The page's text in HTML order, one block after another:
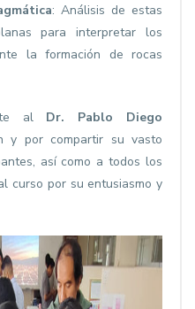
: Análisis de estas
para interpretar los
la formación de rocas
al Dr. Pablo Diego
y por compartir su vasto
así como a todos los
curso por su entusiasmo y